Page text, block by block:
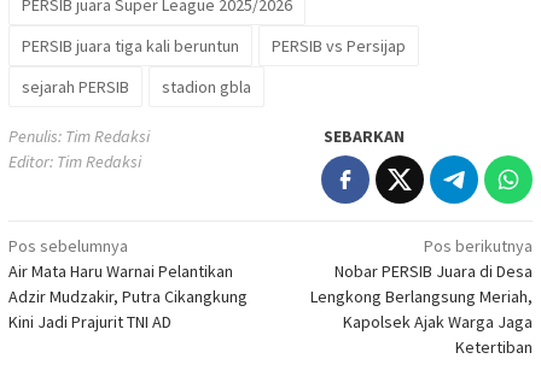
PERSIB juara Super League 2025/2026
PERSIB juara tiga kali beruntun
PERSIB vs Persijap
sejarah PERSIB
stadion gbla
Penulis: Tim Redaksi
Editor: Tim Redaksi
SEBARKAN
Navigasi
pos
Pos sebelumnya
Air Mata Haru Warnai Pelantikan
Adzir Mudzakir, Putra Cikangkung
Kini Jadi Prajurit TNI AD
Pos berikutnya
Nobar PERSIB Juara di Desa
Lengkong Berlangsung Meriah,
Kapolsek Ajak Warga Jaga
Ketertiban